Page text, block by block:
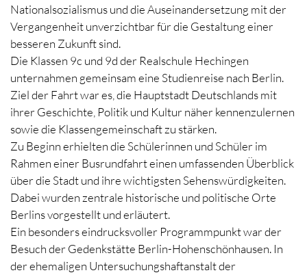
Nationalsozialismus und die Auseinandersetzung mit der
Vergangenheit unverzichtbar für die Gestaltung einer
besseren Zukunft sind.
Die Klassen 9c und 9d der Realschule Hechingen
unternahmen gemeinsam eine Studienreise nach Berlin.
Ziel der Fahrt war es, die Hauptstadt Deutschlands mit
ihrer Geschichte, Politik und Kultur näher kennenzulernen
sowie die Klassengemeinschaft zu stärken.
Zu Beginn erhielten die Schülerinnen und Schüler im
Rahmen einer Busrundfahrt einen umfassenden Überblick
über die Stadt und ihre wichtigsten Sehenswürdigkeiten.
Dabei wurden zentrale historische und politische Orte
Berlins vorgestellt und erläutert.
Ein besonders eindrucksvoller Programmpunkt war der
Besuch der Gedenkstätte Berlin-Hohenschönhausen. In
der ehemaligen Untersuchungshaftanstalt der